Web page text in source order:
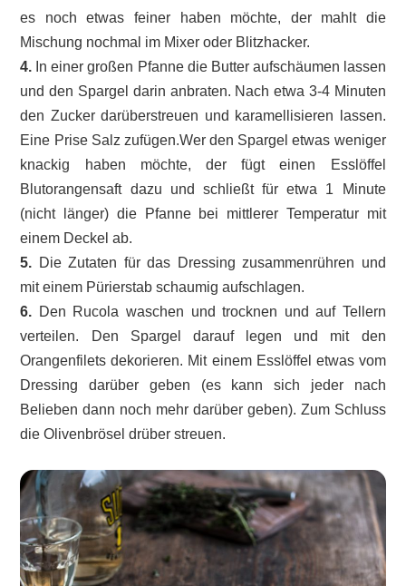
es noch etwas feiner haben möchte, der mahlt die
Mischung nochmal im Mixer oder Blitzhacker.
4. In einer großen Pfanne die Butter aufschäumen lassen
und den Spargel darin anbraten. Nach etwa 3-4 Minuten
den Zucker darüberstreuen und karamellisieren lassen.
Eine Prise Salz zufügen.Wer den Spargel etwas weniger
knackig haben möchte, der fügt einen Esslöffel
Blutorangensaft dazu und schließt für etwa 1 Minute
(nicht länger) die Pfanne bei mittlerer Temperatur mit
einem Deckel ab.
5. Die Zutaten für das Dressing zusammenrühren und
mit einem Pürierstab schaumig aufschlagen.
6. Den Rucola waschen und trocknen und auf Tellern
verteilen. Den Spargel darauf legen und mit den
Orangenfilets dekorieren. Mit einem Esslöffel etwas vom
Dressing darüber geben (es kann sich jeder nach
Belieben dann noch mehr darüber geben). Zum Schluss
die Olivenbrösel drüber streuen.